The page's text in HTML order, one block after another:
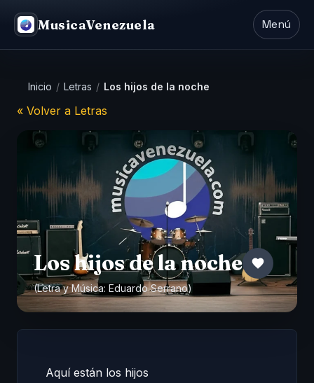
MusicaVenezuela Menú
Inicio / Letras / Los hijos de la noche
« Volver a Letras
Los hijos de la noche
(Letra y Música: Eduardo Serrano)
Aquí están los hijos